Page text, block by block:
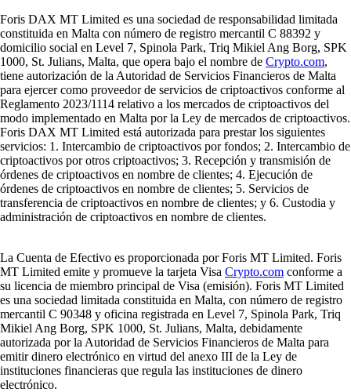
Foris DAX MT Limited es una sociedad de responsabilidad limitada
constituida en Malta con número de registro mercantil C 88392 y
domicilio social en Level 7, Spinola Park, Triq Mikiel Ang Borg, SPK
1000, St. Julians, Malta, que opera bajo el nombre de Crypto.com,
tiene autorización de la Autoridad de Servicios Financieros de Malta
para ejercer como proveedor de servicios de criptoactivos conforme al
Reglamento 2023/1114 relativo a los mercados de criptoactivos del
modo implementado en Malta por la Ley de mercados de criptoactivos.
Foris DAX MT Limited está autorizada para prestar los siguientes
servicios: 1. Intercambio de criptoactivos por fondos; 2. Intercambio de
criptoactivos por otros criptoactivos; 3. Recepción y transmisión de
órdenes de criptoactivos en nombre de clientes; 4. Ejecución de
órdenes de criptoactivos en nombre de clientes; 5. Servicios de
transferencia de criptoactivos en nombre de clientes; y 6. Custodia y
administración de criptoactivos en nombre de clientes.
La Cuenta de Efectivo es proporcionada por Foris MT Limited. Foris
MT Limited emite y promueve la tarjeta Visa Crypto.com conforme a
su licencia de miembro principal de Visa (emisión). Foris MT Limited
es una sociedad limitada constituida en Malta, con número de registro
mercantil C 90348 y oficina registrada en Level 7, Spinola Park, Triq
Mikiel Ang Borg, SPK 1000, St. Julians, Malta, debidamente
autorizada por la Autoridad de Servicios Financieros de Malta para
emitir dinero electrónico en virtud del anexo III de la Ley de
instituciones financieras que regula las instituciones de dinero
electrónico.